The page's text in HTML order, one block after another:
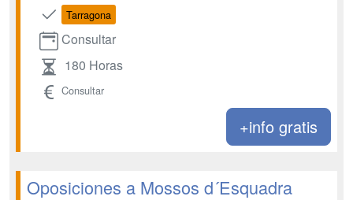
Tarragona
Consultar
180 Horas
Consultar
+info gratis
Oposiciones a Mossos d´Esquadra